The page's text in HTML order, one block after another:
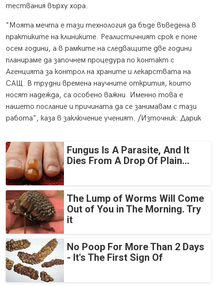
тествания върху хора.
"Моята мечта е тази технология да бъде въведена в
практиките на клиниките. Реалистичният срок е поне
осем години, а в рамките на следващите две години
планираме да започнем процедура по контакт с
Агенцията за контрол на храните и лекарствата на
САЩ. В трудни времена научните открития, които
носят надежда, са особено важни. Именно това е
нашето послание и причината да се занимавам с тази
работа", каза в заключение ученият. /Източник: Дарик
Fungus Is A Parasite, And It
Dies From A Drop Of Plain...
The Lump of Worms Will Come
Out of You in The Morning. Try
it
No Poop For More Than 2 Days
- It's The First Sign Of